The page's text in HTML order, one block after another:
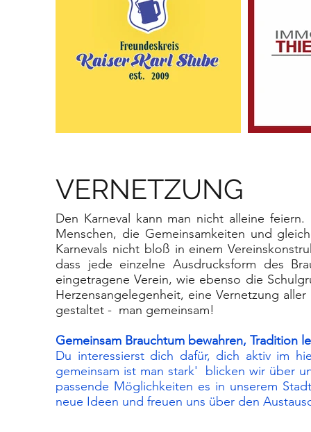
VERNETZUNG
Den Karneval kann man nicht alleine
Menschen, die Gemeinsamkeiten und
Karnevals nicht bloß in einem
dass jede einzelne Ausdrucksform des
eingetragene Verein, wie ebenso die
Herzensangelegenheit, eine Vernetzung aller
gestaltet - man gemeinsam!
Gemeinsam Brauchtum bewahren, Tradition
Du interessierst dich dafür, dich aktiv im
gemeinsam ist man stark' blicken wir über
passende Möglichkeiten es in unserem
neue Ideen und freuen uns über den